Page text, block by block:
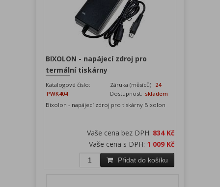
BIXOLON - napájecí zdroj pro
termální tiskárny
Katalogové číslo:
PWK404
Záruka (měsíců): 24
Dostupnost: skladem
Bixolon - napájecí zdroj pro tiskárny Bixolon
Vaše cena bez DPH: 834 Kč
Vaše cena s DPH: 1 009 Kč
Přidat do košíku